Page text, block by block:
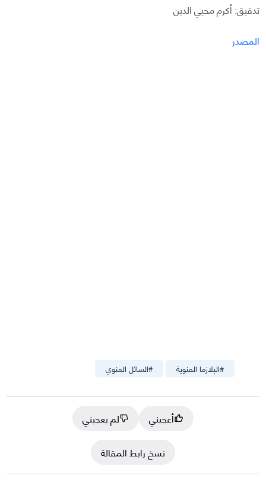
تدقيق: أكرم محيي الدين
المصدر
#السائل المنوي #البلازما المنوية
أعجبني
لم يعجبني
نسخ رابط المقالة